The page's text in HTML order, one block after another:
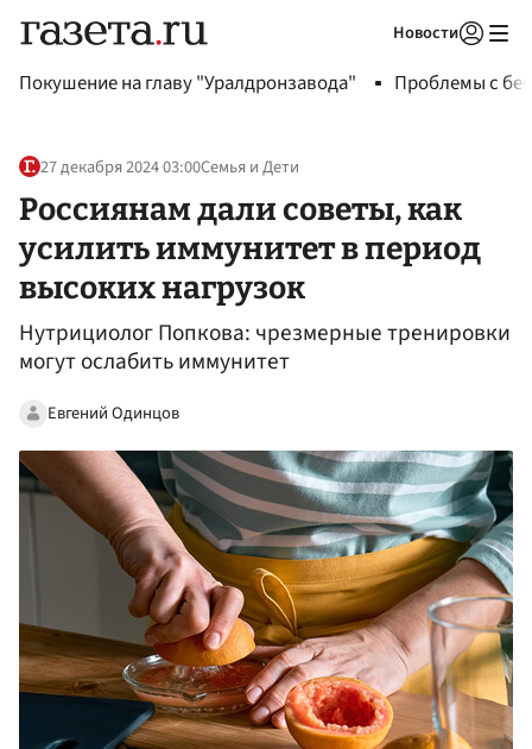
Новости
Покушение на главу "Уралдронзавода" Проблемы с
27 декабря 2024 03:00Семья и Дети
Россиянам дали советы, как
усилить иммунитет в период
высоких нагрузок
Нутрициолог Попкова: чрезмерные тренировки
могут ослабить иммунитет
Евгений Одинцов